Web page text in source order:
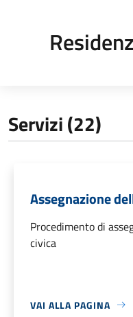
Servizi (22)
Assegnazione
Procedimento di
civica
VAI ALLA PAGINA